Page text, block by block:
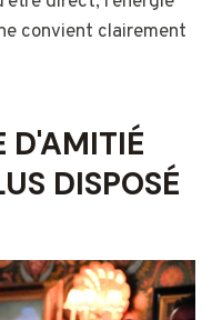
convient clairement
D'AMITIÉ
DISPOSÉ